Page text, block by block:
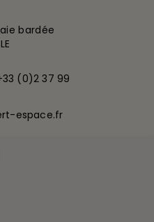
bardée
(0)2 37 99
espace.fr